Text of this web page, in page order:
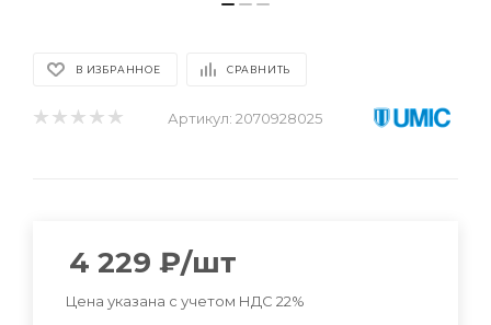
В ИЗБРАННОЕ СРАВНИТЬ
Артикул: 2070928025
4 229 ₽/шт
Цена указана с учетом НДС 22%